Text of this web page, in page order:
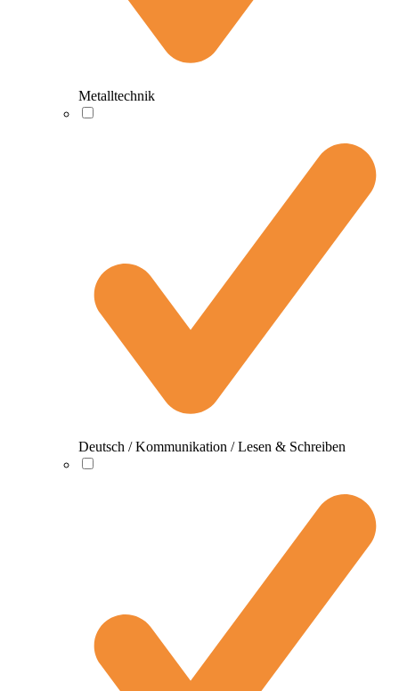
Metalltechnik
Deutsch / Kommunikation / Lesen & Schreiben